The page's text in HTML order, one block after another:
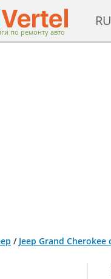
по ремонту авто
RU
/ Jeep Grand